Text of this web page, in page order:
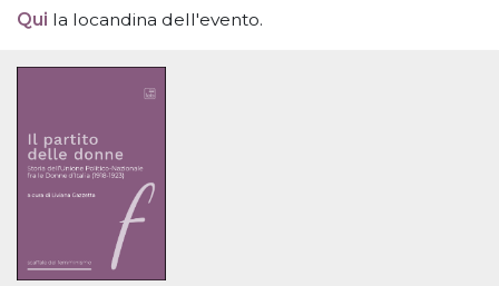
Qui la locandina dell'evento.